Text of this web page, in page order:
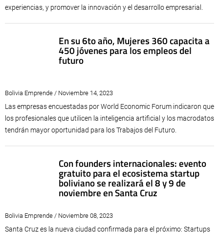
experiencias, y promover la innovación y el desarrollo empresarial.
En su 6to año, Mujeres 360 capacita a
450 jóvenes para los empleos del
futuro
Bolivia Emprende / Noviembre 14, 2023
Las empresas encuestadas por World Economic Forum indicaron que
los profesionales que utilicen la inteligencia artificial y los macrodatos
tendrán mayor oportunidad para los Trabajos del Futuro.
Con founders internacionales: evento
gratuito para el ecosistema startup
boliviano se realizará el 8 y 9 de
noviembre en Santa Cruz
Bolivia Emprende / Noviembre 08, 2023
Santa Cruz es la nueva ciudad confirmada para el próximo: Startups